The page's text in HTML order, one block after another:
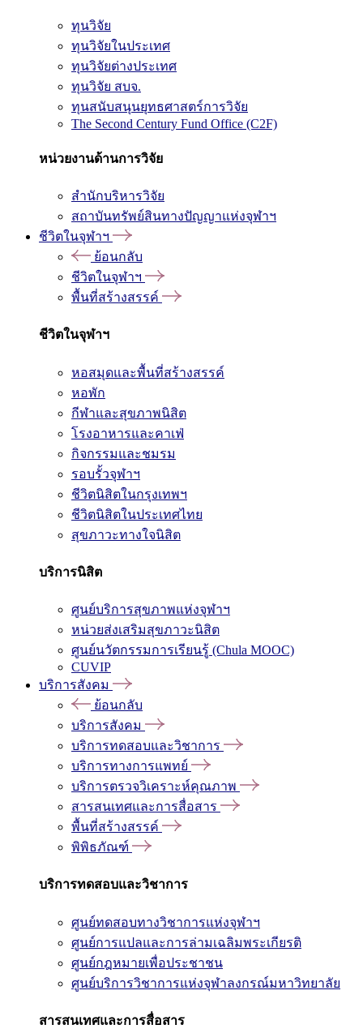
ทุนวิจัย
ทุนวิจัยในประเทศ
ทุนวิจัยต่างประเทศ
ทุนวิจัย สบจ.
ทุนสนับสนุนยุทธศาสตร์การวิจัย
The Second Century Fund Office (C2F)
หน่วยงานด้านการวิจัย
สำนักบริหารวิจัย
สถาบันทรัพย์สินทางปัญญาแห่งจุฬาฯ
ชีวิตในจุฬาฯ
ย้อนกลับ
ชีวิตในจุฬาฯ
พื้นที่สร้างสรรค์
ชีวิตในจุฬาฯ
หอสมุดและพื้นที่สร้างสรรค์
หอพัก
กีฬาและสุขภาพนิสิต
โรงอาหารและคาเฟ่
กิจกรรมและชมรม
รอบรั้วจุฬาฯ
ชีวิตนิสิตในกรุงเทพฯ
ชีวิตนิสิตในประเทศไทย
สุขภาวะทางใจนิสิต
บริการนิสิต
ศูนย์บริการสุขภาพแห่งจุฬาฯ
หน่วยส่งเสริมสุขภาวะนิสิต
ศูนย์นวัตกรรมการเรียนรู้ (Chula MOOC)
CUVIP
บริการสังคม
ย้อนกลับ
บริการสังคม
บริการทดสอบและวิชาการ
บริการทางการแพทย์
บริการตรวจวิเคราะห์คุณภาพ
สารสนเทศและการสื่อสาร
พื้นที่สร้างสรรค์
พิพิธภัณฑ์
บริการทดสอบและวิชาการ
ศูนย์ทดสอบทางวิชาการแห่งจุฬาฯ
ศูนย์การแปลและการล่ามเฉลิมพระเกียรติ
ศูนย์กฎหมายเพื่อประชาชน
ศูนย์บริการวิชาการแห่งจุฬาลงกรณ์มหาวิทยาลัย
สารสนเทศและการสื่อสาร